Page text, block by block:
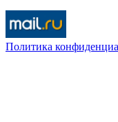
Политика